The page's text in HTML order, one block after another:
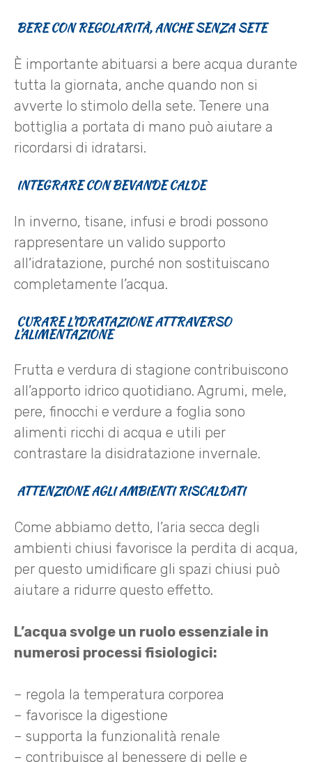
BERE CON REGOLARITÀ, ANCHE SENZA SETE
È importante abituarsi a bere acqua durante
tutta la giornata, anche quando non si
avverte lo stimolo della sete. Tenere una
bottiglia a portata di mano può aiutare a
ricordarsi di idratarsi.
INTEGRARE CON BEVANDE CALDE
In inverno, tisane, infusi e brodi possono
rappresentare un valido supporto
all’idratazione, purché non sostituiscano
completamente l’acqua.
CURARE L’IDRATAZIONE ATTRAVERSO
L’ALIMENTAZIONE
Frutta e verdura di stagione contribuiscono
all’apporto idrico quotidiano. Agrumi, mele,
pere, finocchi e verdure a foglia sono
alimenti ricchi di acqua e utili per
contrastare la disidratazione invernale.
ATTENZIONE AGLI AMBIENTI RISCALDATI
Come abbiamo detto, l’aria secca degli
ambienti chiusi favorisce la perdita di acqua,
per questo umidificare gli spazi chiusi può
aiutare a ridurre questo effetto.
L’acqua svolge un ruolo essenziale in
numerosi processi fisiologici:
– regola la temperatura corporea
– favorisce la digestione
– supporta la funzionalità renale
– contribuisce al benessere di pelle e